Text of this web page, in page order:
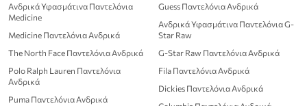
Ανδρικά Υφασμάτινα Παντελόνια
Medicine
Medicine Παντελόνια Ανδρικά
The North Face Παντελόνια Ανδρικά
Polo Ralph Lauren Παντελόνια
Ανδρικά
Puma Παντελόνια Ανδρικά
Guess Παντελόνια Ανδρικά
Ανδρικά Υφασμάτινα Παντελόνια G-
Star Raw
G-Star Raw Παντελόνια Ανδρικά
Fila Παντελόνια Ανδρικά
Dickies Παντελόνια Ανδρικά